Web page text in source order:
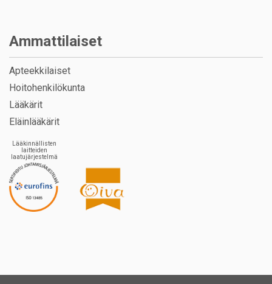
Ammattilaiset
Apteekkilaiset
Hoitohenkilökunta
Lääkärit
Eläinlääkärit
Lääkinnällisten
laitteiden
laatujärjestelmä